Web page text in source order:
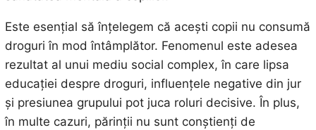
Este esențial să înțelegem că acești copii nu consumă
droguri în mod întâmplător. Fenomenul este adesea
rezultat al unui mediu social complex, în care lipsa
educației despre droguri, influențele negative din jur
și presiunea grupului pot juca roluri decisive. În plus,
în multe cazuri, părinții nu sunt conștienți de